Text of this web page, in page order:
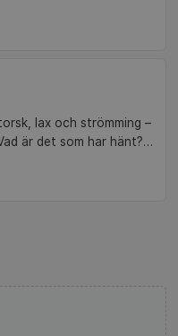
lax och strömming –
är det som har hänt?